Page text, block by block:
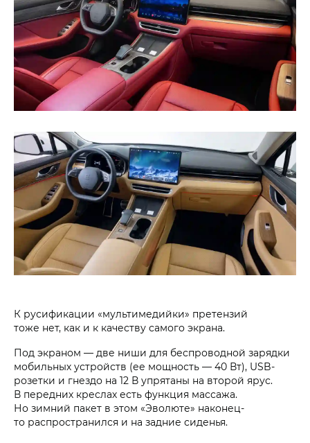
К русификации «мультимедийки» претензий
тоже нет, как и к качеству самого экрана.
Под экраном — две ниши для беспроводной зарядки
мобильных устройств (ее мощность — 40 Вт), USB-
розетки и гнездо на 12 В упрятаны на второй ярус.
В передних креслах есть функция массажа.
Но зимний пакет в этом «Эволюте» наконец-
то распространился и на задние сиденья.